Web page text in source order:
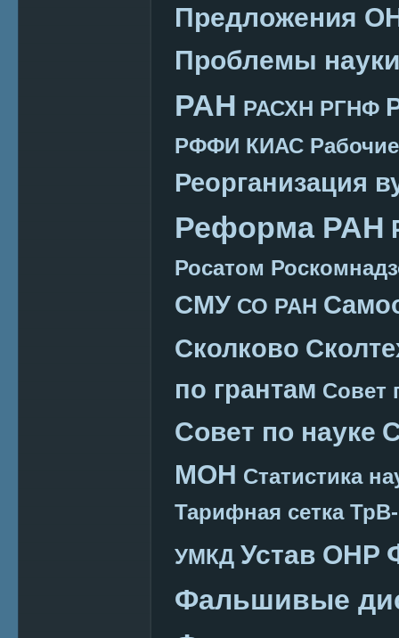
Предложения
Проблемы науки
РАН РАСХН РГНФ
РФФИ КИАС
Реорганизация
Реформа РАН
Росатом
СМУ СО РАН
Сколково
по грантам Совет
Совет по науке
МОН Статистика
Тарифная сетка
УМКД Устав ОНР
Фальшивые